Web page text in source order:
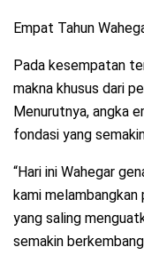
Empat Tahun
Pada kesempatan
makna khusus dari
Menurutnya, angka
fondasi yang
“Hari ini Wahegar
kami
yang saling
semakin